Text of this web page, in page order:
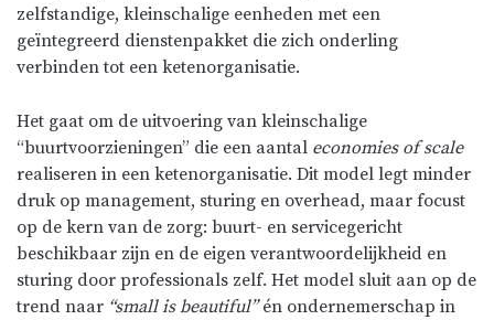
zelfstandige, kleinschalige eenheden met een
geïntegreerd dienstenpakket die zich onderling
verbinden tot een ketenorganisatie.
Het gaat om de uitvoering van kleinschalige
“buurtvoorzieningen” die een aantal economies of scale
realiseren in een ketenorganisatie. Dit model legt minder
druk op management, sturing en overhead, maar focust
op de kern van de zorg: buurt- en servicegericht
beschikbaar zijn en de eigen verantwoordelijkheid en
sturing door professionals zelf. Het model sluit aan op de
trend naar “small is beautiful”én ondernemerschap in